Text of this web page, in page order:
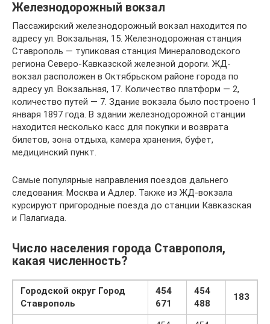
Железнодорожный вокзал
Пассажирский железнодорожный вокзал находится по
адресу ул. Вокзальная, 15. Железнодорожная станция
Ставрополь — тупиковая станция Минераловодского
региона Северо-Кавказской железной дороги. ЖД-
вокзал расположен в Октябрьском районе города по
адресу ул. Вокзальная, 17. Количество платформ — 2,
количество путей — 7. Здание вокзала было построено 1
января 1897 года. В здании железнодорожной станции
находится несколько касс для покупки и возврата
билетов, зона отдыха, камера хранения, буфет,
медицинский пункт.
Самые популярные направления поездов дальнего
следования: Москва и Адлер. Также из ЖД-вокзала
курсируют пригородные поезда до станции Кавказская
и Палагиада.
Число населения города Ставрополя,
какая численность?
Городской округ Город
Ставрополь
454
671
454
488
183